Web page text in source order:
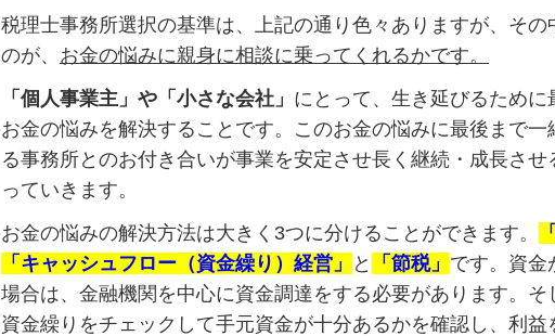
税理士事務所選択の基準は、上記の通り色々あり ますが、そ
のが、 お金の悩みに親身に相談に乗ってくれるかです。
「個人事業主」や「小さな会社」 にとって、生き延びるために
お金の悩みを解決することです。このお金の悩みに最後まで一
る事務所とのお付き合いが事業を安定させ長く継続・成長させ
っていきます。
お金の悩みの解決方法は大きく3つに分けることができます。
「キャッシュフロー（資金繰り）経営」
と 「節税」 です。資金
場合は、金融機関を中心に資金調達をする必要があります。そ
資金繰りをチェックして手元資金が十分あるかを確認し、利益